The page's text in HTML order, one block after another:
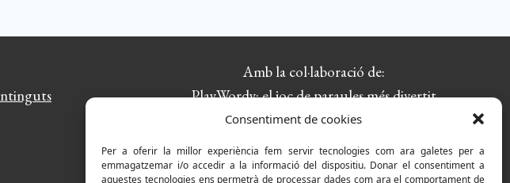
Consentiment de cookies
Per a oferir la millor experiència fem servir tecnologies com ara galetes per a
emmagatzemar i/o accedir a la informació del dispositiu. Donar el consentiment a
aquestes tecnologies ens permetrà de processar dades com ara el comportament de
Amb la col·laboració de:
PlayWordy: el joc de paraules més divertit